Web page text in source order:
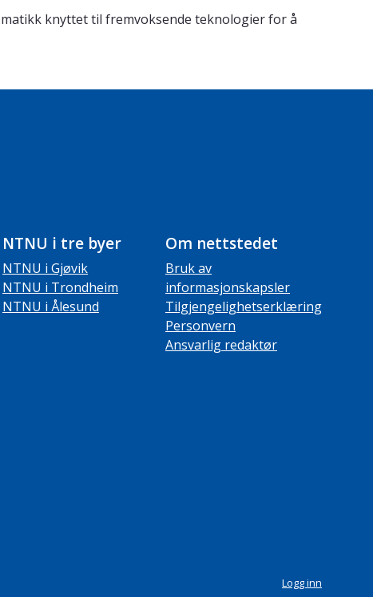
knyttet til fremvoksende teknologier for å
NTNU i tre byer
NTNU i Gjøvik
NTNU i Trondheim
NTNU i Ålesund
Om nettstedet
Bruk av
informasjonskapsler
Tilgjengelighetserklæring
Personvern
Ansvarlig redaktør
Logg inn